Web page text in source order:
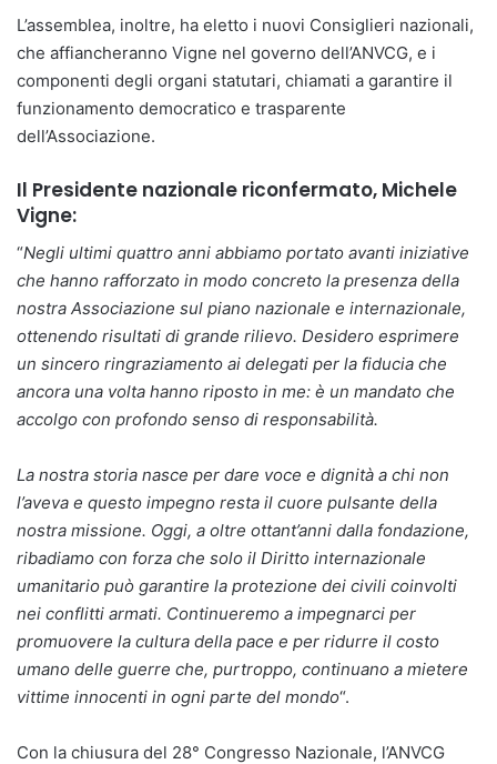
L’assemblea, inoltre, ha eletto i nuovi Consiglieri nazionali,
che affiancheranno Vigne nel governo dell’ANVCG, e i
componenti degli organi statutari, chiamati a garantire il
funzionamento democratico e trasparente
dell’Associazione.
Il Presidente nazionale riconfermato, Michele
Vigne:
“Negli ultimi quattro anni abbiamo portato avanti iniziative
che hanno rafforzato in modo concreto la presenza della
nostra Associazione sul piano nazionale e internazionale,
ottenendo risultati di grande rilievo. Desidero esprimere
un sincero ringraziamento ai delegati per la fiducia che
ancora una volta hanno riposto in me: è un mandato che
accolgo con profondo senso di responsabilità.
La nostra storia nasce per dare voce e dignità a chi non
l’aveva e questo impegno resta il cuore pulsante della
nostra missione. Oggi, a oltre ottant’anni dalla fondazione,
ribadiamo con forza che solo il Diritto internazionale
umanitario può garantire la protezione dei civili coinvolti
nei conflitti armati. Continueremo a impegnarci per
promuovere la cultura della pace e per ridurre il costo
umano delle guerre che, purtroppo, continuano a mietere
vittime innocenti in ogni parte del mondo“.
Con la chiusura del 28° Congresso Nazionale, l’ANVCG